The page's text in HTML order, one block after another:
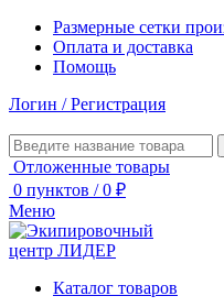
Размерные сетки
Оплата и доставка
Помощь
Логин / Регистрация
Отложенные товары
0 пунктов / 0 ₽
Меню
Каталог товаров